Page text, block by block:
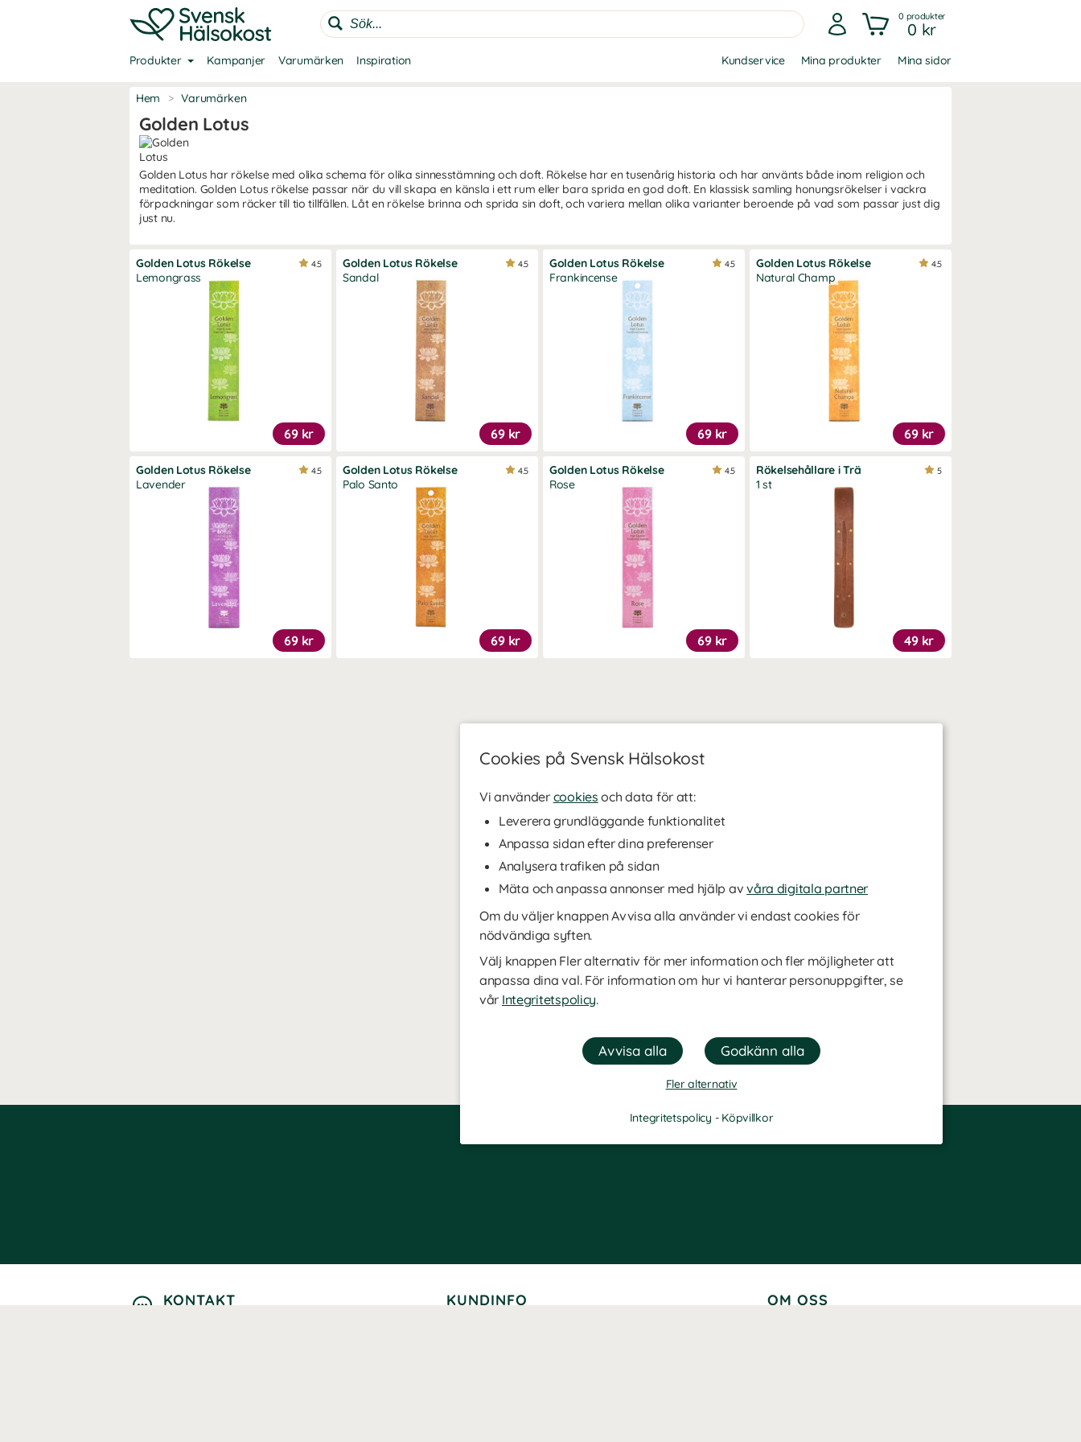
Cookies på Svensk Hälsokost
Vi använder cookies och data för att:
Leverera grundläggande funktionalitet
Anpassa sidan efter dina preferenser
Analysera trafiken på sidan
Mäta och anpassa annonser med hjälp avvåra digitala partner
Om du väljer knappen Avvisa alla använder vi endast cookies för
nödvändiga syften.
Välj knappen Fler alternativ för mer information och fler möjligheter att
anpassa dina val. För information om hur vi hanterar personuppgifter, se
vår Integritetspolicy.
Fler alternativ
Integritetspolicy - Köpvillkor
0 produkter
0 kr
Produkter Kampanjer Varumärken Inspiration Kundservice Mina produkter Mina sidor
Hem > Varumärken
Golden Lotus
Golden Lotus har rökelse med olika schema för olika sinnesstämning och doft. Rökelse har en tusenårig historia och har använts både inom religion och
meditation. Golden Lotus rökelse passar när du vill skapa en känsla i ett rum eller bara sprida en god doft. En klassisk samling honungsrökelser i vackra
förpackningar som räcker till tio tillfällen. Låt en rökelse brinna och sprida sin doft, och variera mellan olika varianter beroende på vad som passar just dig
just nu.
Golden Lotus Rökelse
Lemongrass
69 kr
4.5
Golden Lotus Rökelse
Sandal
69 kr
4.5
Golden Lotus Rökelse
Frankincense
69 kr
4.5
Golden Lotus Rökelse
Natural Champ
69 kr
4.5
Golden Lotus Rökelse
Lavender
69 kr
4.5
Golden Lotus Rökelse
Palo Santo
69 kr
4.5
Golden Lotus Rökelse
Rose
69 kr
4.5
Rökelsehållare i Trä
1 st
49 kr
5
KONTAKT KUNDINFO OM OSS